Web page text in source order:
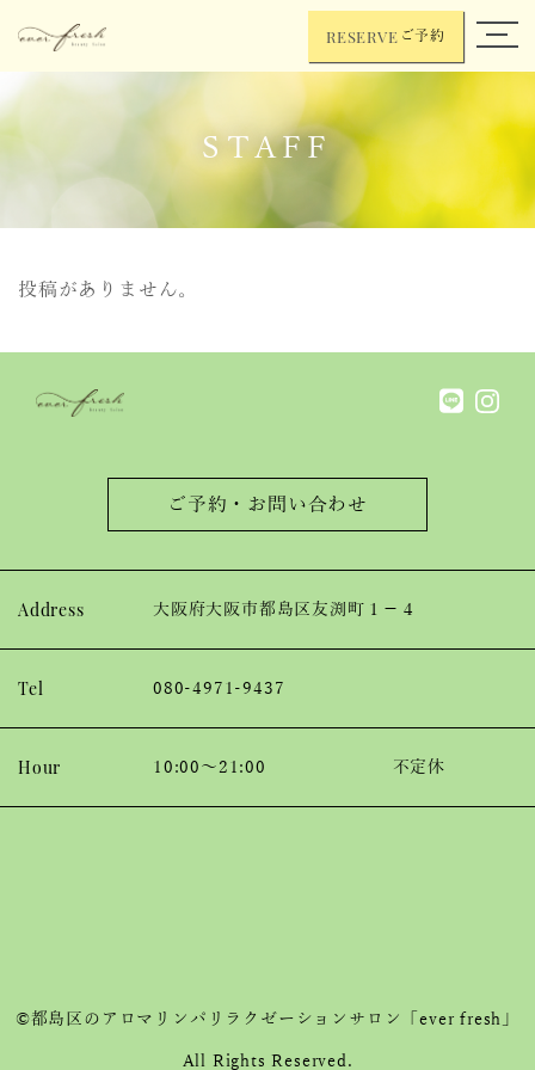
RESERVE ご予約
STAFF
投稿がありません。
ご予約・お問い合わせ
Address 大阪府大阪市都島区友渕町１−４
Tel 080-4971-9437
Hour 10:00～21:00 不定休
©都島区のアロマリンパリラクゼーションサロン「ever fresh」
All Rights Reserved.